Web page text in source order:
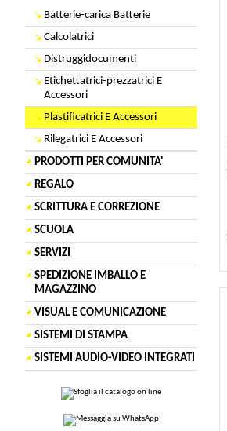
Batterie-carica Batterie
Calcolatrici
Distruggidocumenti
Etichettatrici-prezzatrici E
Accessori
Plastificatrici E Accessori
Rilegatrici E Accessori
PRODOTTI PER COMUNITA'
REGALO
SCRITTURA E CORREZIONE
SCUOLA
SERVIZI
SPEDIZIONE IMBALLO E
MAGAZZINO
VISUAL E COMUNICAZIONE
SISTEMI DI STAMPA
SISTEMI AUDIO-VIDEO INTEGRATI